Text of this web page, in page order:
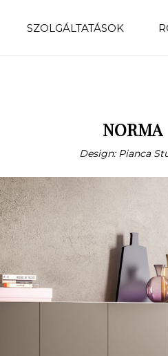
SZOLGÁLTATÁSOK
NORMA
Design: Pianca